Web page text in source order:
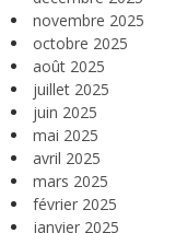
novembre 2025
octobre 2025
août 2025
juillet 2025
juin 2025
mai 2025
avril 2025
mars 2025
février 2025
janvier 2025